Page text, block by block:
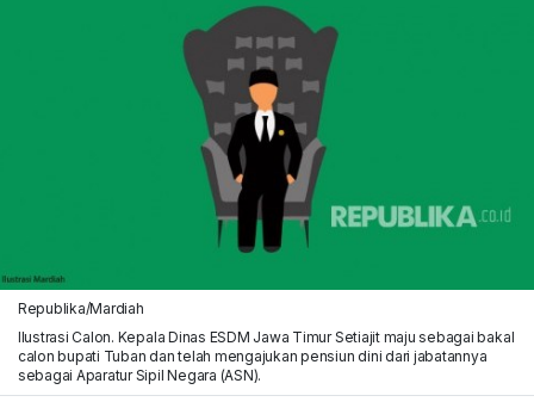
Republika/Mardiah
Ilustrasi Calon. Kepala Dinas ESDM Jawa Timur Setiajit maju sebagai bakal
calon bupati Tuban dan telah mengajukan pensiun dini dari jabatannya
sebagai Aparatur Sipil Negara (ASN).